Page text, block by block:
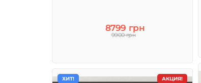
8799 грн
9900 грн
АКЦИЯ!
ХИТ!